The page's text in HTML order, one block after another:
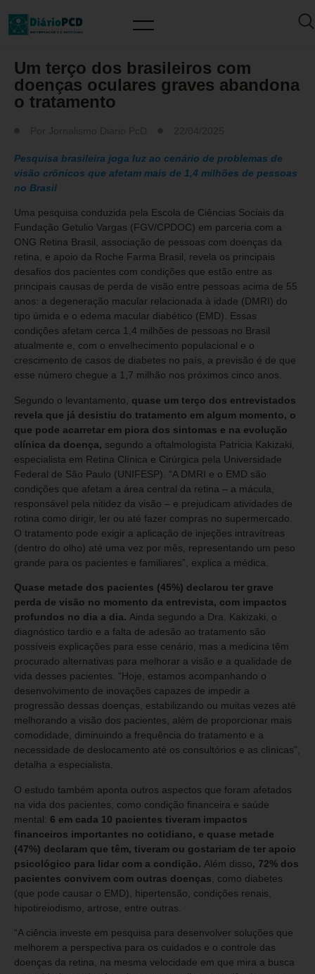
Um terço dos brasileiros com
doenças oculares graves abandona
o tratamento
Pesquisa brasileira joga luz ao cenário de problemas de
visão crônicos que afetam mais de 1,4 milhões de pessoas
no Brasil
Uma pesquisa conduzida pela Escola de Ciências Sociais da
Fundação Getulio Vargas (FGV/CPDOC) em parceria com a
ONG Retina Brasil, associação de pessoas com doenças da
retina, e apoio da Roche Farma Brasil, revela os principais
desafios dos pacientes com condições que estão entre as
principais causas de perda de visão entre pessoas acima de 55
anos: a degeneração macular relacionada à idade (DMRI) do
tipo úmida e o edema macular diabético (EMD). Essas
condições afetam cerca 1,4 milhões de pessoas no Brasil
atualmente e, com o envelhecimento populacional e o
crescimento de casos de diabetes no país, a previsão é de que
esse número chegue a 1,7 milhão nos próximos cinco anos.
Segundo o levantamento, quase um terço dos entrevistados
revela que já desistiu do tratamento em algum momento, o
que pode acarretar em piora dos sintomas e na evolução
clínica da doença, segundo a oftalmologista Patricia Kakizaki,
especialista em Retina Clínica e Cirúrgica pela Universidade
Federal de São Paulo (UNIFESP). “A DMRI e o EMD são
condições que afetam a área central da retina – a mácula,
responsável pela nitidez da visão – e prejudicam atividades de
rotina como dirigir, ler ou até fazer compras no supermercado.
O tratamento pode exigir a aplicação de injeções intravítreas
(dentro do olho) até uma vez por mês, representando um peso
grande para os pacientes e familiares”, explica a médica.
Quase metade dos pacientes (45%) declarou ter grave
perda de visão no momento da entrevista, com impactos
profundos no dia a dia. Ainda segundo a Dra. Kakizaki, o
diagnóstico tardio e a falta de adesão ao tratamento são
possíveis explicações para esse cenário, mas a medicina têm
procurado alternativas para melhorar a visão e a qualidade de
vida desses pacientes. “Hoje, estamos acompanhando o
desenvolvimento de inovações capazes de impedir a
progressão dessas doenças, estabilizando ou muitas vezes até
melhorando a visão dos pacientes, além de proporcionar mais
comodidade, diminuindo a frequência do tratamento e a
necessidade de deslocamento até os consultórios e as clínicas”,
detalha a especialista.
O estudo também aponta outros aspectos que foram afetados
na vida dos pacientes, como condição financeira e saúde
mental: 6 em cada 10 pacientes tiveram impactos
financeiros importantes no cotidiano, e quase metade
(47%) declaram que têm, tiveram ou gostariam de ter apoio
psicológico para lidar com a condição. Além disso, 72% dos
pacientes convivem com outras doenças , como diabetes
(que pode causar o EMD), hipertensão, condições renais,
hipotireiodismo, artrose, entre outras.
“A ciência investe em pesquisa para desenvolver soluções que
melhorem a perspectiva para os cuidados e o controle das
doenças da retina, na mesma velocidade em que mira a busca